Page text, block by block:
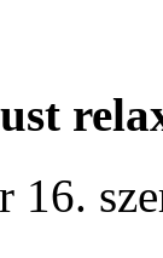
16.